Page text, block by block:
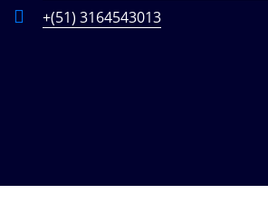
+(51) 3164543013